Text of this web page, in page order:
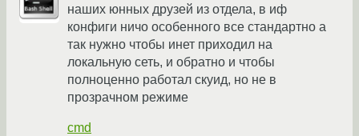
наших юнных друзей из отдела, в иф
конфиги ничо особенного все стандартно а
так нужно чтобы инет приходил на
локальную сеть, и обратно и чтобы
полноценно работал скуид, но не в
прозрачном режиме
cmd